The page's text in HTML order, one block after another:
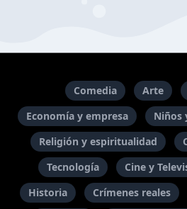
Comedia Arte
Economía y empresa
Niños
Religión y espiritualidad
Tecnología
Cine y
Historia
Crímenes reales